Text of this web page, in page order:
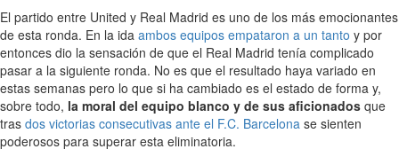
El partido entre United y Real Madrid es uno de los más emocionantes
de esta ronda. En la ida ambos equipos empataron a un tanto y por
entonces dio la sensación de que el Real Madrid tenía complicado
pasar a la siguiente ronda. No es que el resultado haya variado en
estas semanas pero lo que si ha cambiado es el estado de forma y,
sobre todo, la moral del equipo blanco y de sus aficionados que
tras dos victorias consecutivas ante el F.C. Barcelona se sienten
poderosos para superar esta eliminatoria.